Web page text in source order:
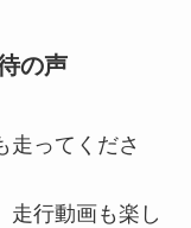
の声
走ってくださ
走行動画も楽し